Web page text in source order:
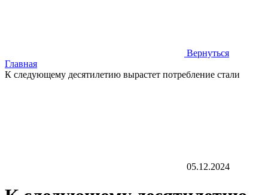
Вернуться
Главная
К следующему десятилетию вырастет потребление стали
05.12.2024